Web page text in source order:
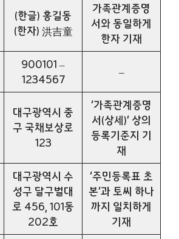
(한글) 홍길동
(한자) 洪吉童
가족관계증명
서와 동일하게
한자 기재
900101 –
1234567
–
대구광역시 중
구 국채보상로
123
‘가족관계증명
서(상세)’ 상의
등록기준지 기
재
대구광역시 수
성구 달구벌대
로 456, 101동
202호
‘주민등록표 초
본’과 토씨 하나
까지 일치하게
기재